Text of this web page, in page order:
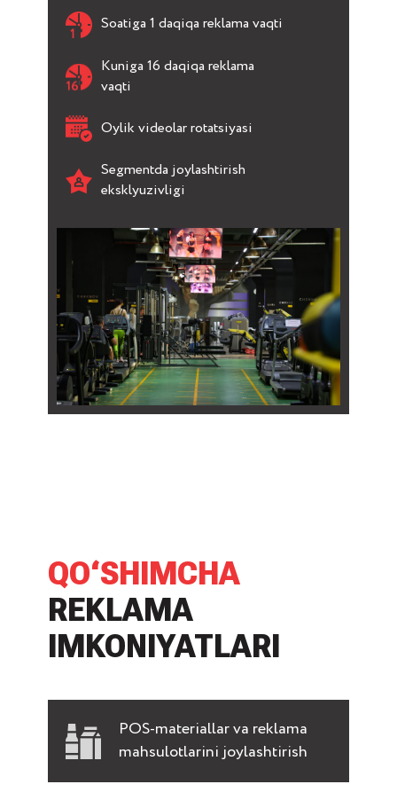
Soatiga 1 daqiqa reklama vaqti
Kuniga 16 daqiqa reklama
vaqti
Oylik videolar rotatsiyasi
Segmentda joylashtirish
eksklyuzivligi
QO‘SHIMCHA
REKLAMA
IMKONIYATLARI
POS-materiallar va reklama
mahsulotlarini joylashtirish